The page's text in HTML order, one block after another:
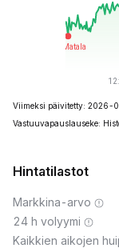
Viimeksi päivitetty: 2026-
Vastuuvapauslauseke:
Hintatilastot
Markkina-arvo
24 h volyymi
Kaikkien aikojen